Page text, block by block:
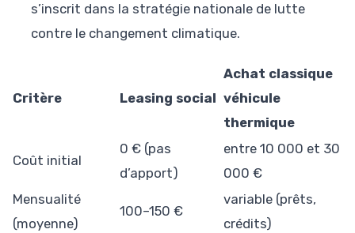
s’inscrit dans la stratégie nationale de lutte
contre le changement climatique.
Critère Leasing social
Achat classique
véhicule
thermique
Coût initial
0 € (pas
d’apport)
entre 10 000 et 30
000 €
Mensualité
(moyenne)
100–150 €
variable (prêts,
crédits)